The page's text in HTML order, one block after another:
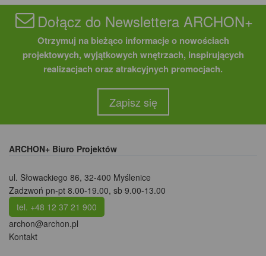
Dołącz do Newslettera ARCHON+
Otrzymuj na bieżąco informacje o nowościach
projektowych, wyjątkowych wnętrzach, inspirujących
realizacjach oraz atrakcyjnych promocjach.
Zapisz się
ARCHON+ Biuro Projektów
ul. Słowackiego 86, 32-400 Myślenice
Zadzwoń pn-pt 8.00-19.00, sb 9.00-13.00
tel. +48 12 37 21 900
archon@archon.pl
Kontakt